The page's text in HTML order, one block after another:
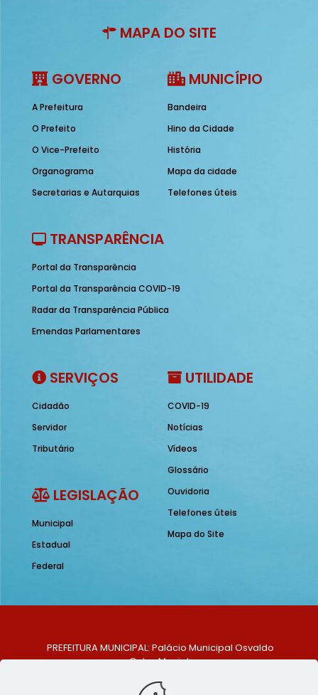
MAPA DO SITE
GOVERNO
A Prefeitura
O Prefeito
O Vice-Prefeito
Organograma
Secretarias e Autarquias
MUNICÍPIO
Bandeira
Hino da Cidade
História
Mapa da cidade
Telefones úteis
TRANSPARÊNCIA
Portal da Transparência
Portal da Transparência COVID-19
Radar da Transparência Pública
Emendas Parlamentares
SERVIÇOS
Cidadão
Servidor
Tributário
LEGISLAÇÃO
Municipal
Estadual
Federal
UTILIDADE
COVID-19
Notícias
Vídeos
Glossário
Ouvidoria
Telefones úteis
Mapa do Site
PREFEITURA MUNICIPAL: Palácio Municipal Osvaldo
Celso Maciel
Centro, São Bento do Una - PE. CEP: 553370-128